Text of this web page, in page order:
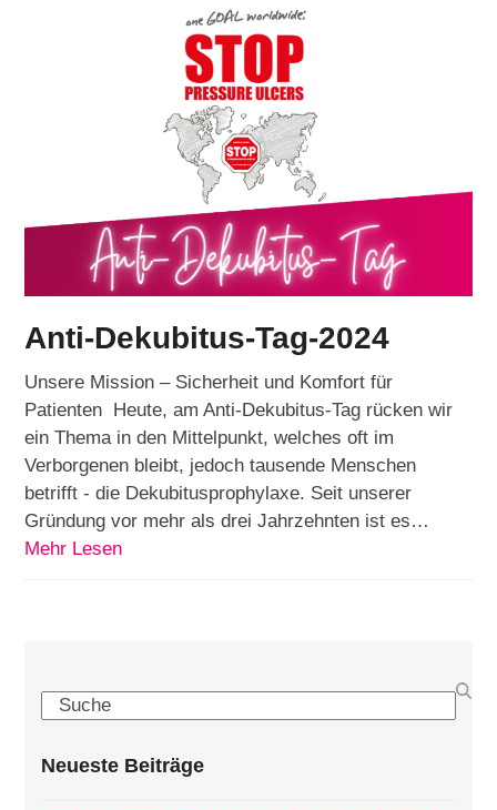
Anti-Dekubitus-Tag-2024
Unsere Mission – Sicherheit und Komfort für
Patienten Heute, am Anti-Dekubitus-Tag rücken wir
ein Thema in den Mittelpunkt, welches oft im
Verborgenen bleibt, jedoch tausende Menschen
betrifft - die Dekubitusprophylaxe. Seit unserer
Gründung vor mehr als drei Jahrzehnten ist es…
Mehr Lesen
Search
Neueste Beiträge